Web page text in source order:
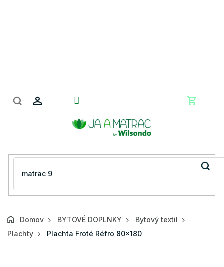
Domov BYTOVÉ DOPLNKY
Bytový textil
Plachty
Plachta Froté Réfro 80x180